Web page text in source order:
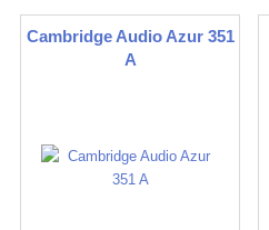
Cambridge Audio Azur 351
A